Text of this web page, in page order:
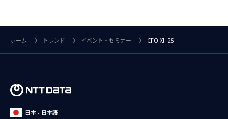
ホーム トレンド イベント・セミナー CFO X!! 25
日本 - 日本語